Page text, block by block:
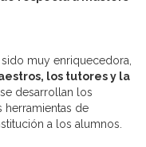
muy enriquecedora,
los tutores y la
desarrollan los
herramientas de
a los alumnos.